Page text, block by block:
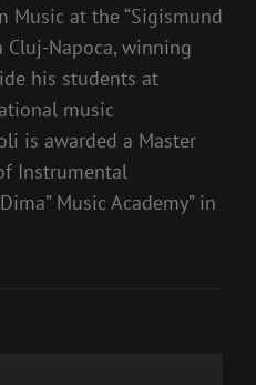
Music at the “Sigismund
Cluj-Napoca, winning
his students at
music
is awarded a Master
Instrumental
Music Academy” in